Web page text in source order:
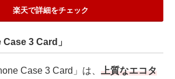
楽天で詳細をチェック
3 Card」
Case 3 Card」は、 上質なエコタ